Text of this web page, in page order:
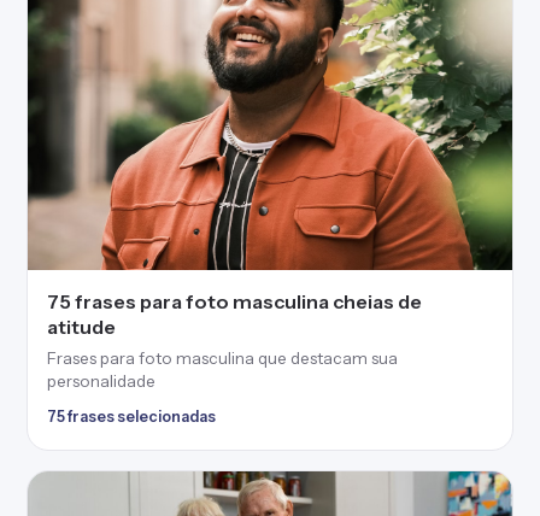
75 frases para foto masculina cheias de
atitude
Frases para foto masculina que destacam sua
personalidade
75 frases selecionadas